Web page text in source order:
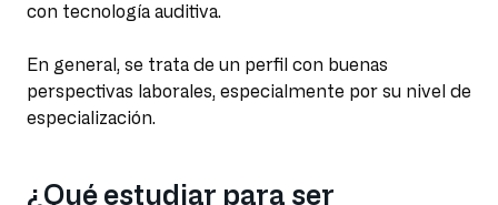
con tecnología auditiva.
En general, se trata de un perfil con buenas
perspectivas laborales, especialmente por su nivel de
especialización.
¿Qué estudiar para ser